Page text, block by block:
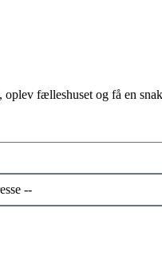
fælleshuset og få en